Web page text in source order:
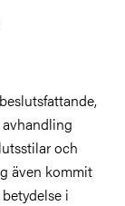
och
även kommit
i